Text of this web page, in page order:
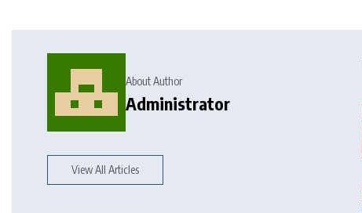
About Author
Administrator
View All Articles